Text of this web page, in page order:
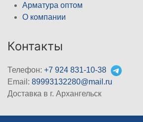
Арматура оптом
О компании
Контакты
Телефон: +7 924 831-10-38
Email: 89993132280@mail.ru
Доставка в г. Архангельск